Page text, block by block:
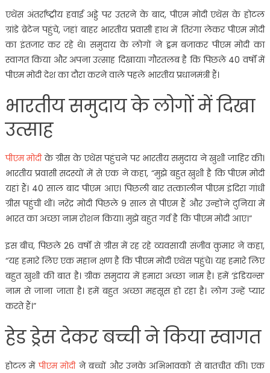
एथेंस अंतर्राष्ट्रीय हवाई अड्डे पर उतरने के बाद, पीएम मोदी एथेंस के होटल
ग्रांडे ब्रेटेन पहुंचे, जहां बाहर भारतीय प्रवासी हाथ में तिरंगा लेकर पीएम मोदी
का इंतजार कर रहे थे। समुदाय के लोगों ने ड्रम बजाकर पीएम मोदी का
स्वागत किया और अपना उत्साह दिखाया। गौरतलब है कि पिछले 40 वर्षों में
पीएम मोदी देश का दौरा करने वाले पहले भारतीय प्रधानमंत्री हैं।
भारतीय समुदाय के लोगों में दिखा
उत्साह
पीएम मोदीके ग्रीस के एथेंस पहुंचने पर भारतीय समुदाय ने खुशी जाहिर की।
भारतीय प्रवासी सदस्यों में से एक ने कहा, “मुझे बहुत खुशी है कि पीएम मोदी
यहां हैं। 40 साल बाद पीएम आए। पिछली बार तत्कालीन पीएम इंदिरा गांधी
ग्रीस पहुंची थीं। नरेंद्र मोदी पिछले 9 साल से पीएम हैं और उन्होंने दुनिया में
भारत का अच्छा नाम रोशन किया। मुझे बहुत गर्व है कि पीएम मोदी आए।”
इस बीच, पिछले 26 वर्षों से ग्रीस में रह रहे व्यवसायी संजीव कुमार ने कहा,
“यह हमारे लिए एक महान क्षण है कि पीएम मोदी एथेंस पहुंचे। यह हमारे लिए
बहुत खुशी की बात है। ग्रीक समुदाय में हमारा अच्छा नाम है। हमें ‘इंडियन्स’
नाम से जाना जाता है। हमें बहुत अच्छा महसूस हो रहा है। लोग उन्हें प्यार
करते हैं।”
हेड ड्रेस देकर बच्ची ने किया स्वागत
होटल मेंपीएम मोदीने बच्चों और उनके अभिभावकों से बातचीत की। एक